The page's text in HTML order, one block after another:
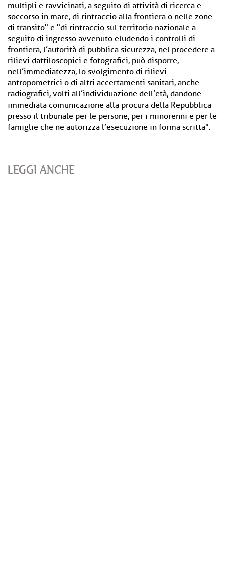
multipli e ravvicinati, a seguito di attività di ricerca e
soccorso in mare, di rintraccio alla frontiera o nelle zone
di transito" e "di rintraccio sul territorio nazionale a
seguito di ingresso avvenuto eludendo i controlli di
frontiera, l’autorità di pubblica sicurezza, nel procedere a
rilievi dattiloscopici e fotografici, può disporre,
nell’immediatezza, lo svolgimento di rilievi
antropometrici o di altri accertamenti sanitari, anche
radiografici, volti all’individuazione dell’età, dandone
immediata comunicazione alla procura della Repubblica
presso il tribunale per le persone, per i minorenni e per le
famiglie che ne autorizza l’esecuzione in forma scritta".
LEGGI ANCHE